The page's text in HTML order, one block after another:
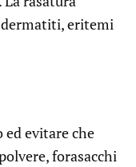
eritemi
evitare che
forasacchi